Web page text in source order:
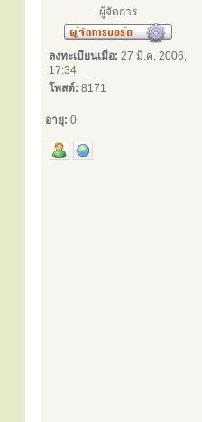
ผู้จัดการ
ลงทะเบียนเมื่อ: 27 มี.ค. 2006,
17:34
โพสต์: 8171
อายุ: 0